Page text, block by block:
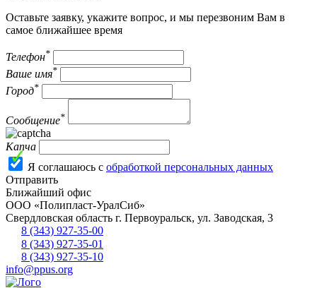
Оставьте заявку, укажите вопрос, и мы перезвоним Вам в
самое ближайшее время
Телефон*
Ваше имя*
Город*
Сообщение*
Капча
Я соглашаюсь с обработкой персональных данных
Отправить
Ближайший офис
ООО «Полипласт-УралСиб»
Свердловская область г. Первоуральск, ул. Заводская, 3
8 (343) 927-35-00
8 (343) 927-35-01
8 (343) 927-35-10
info@ppus.org